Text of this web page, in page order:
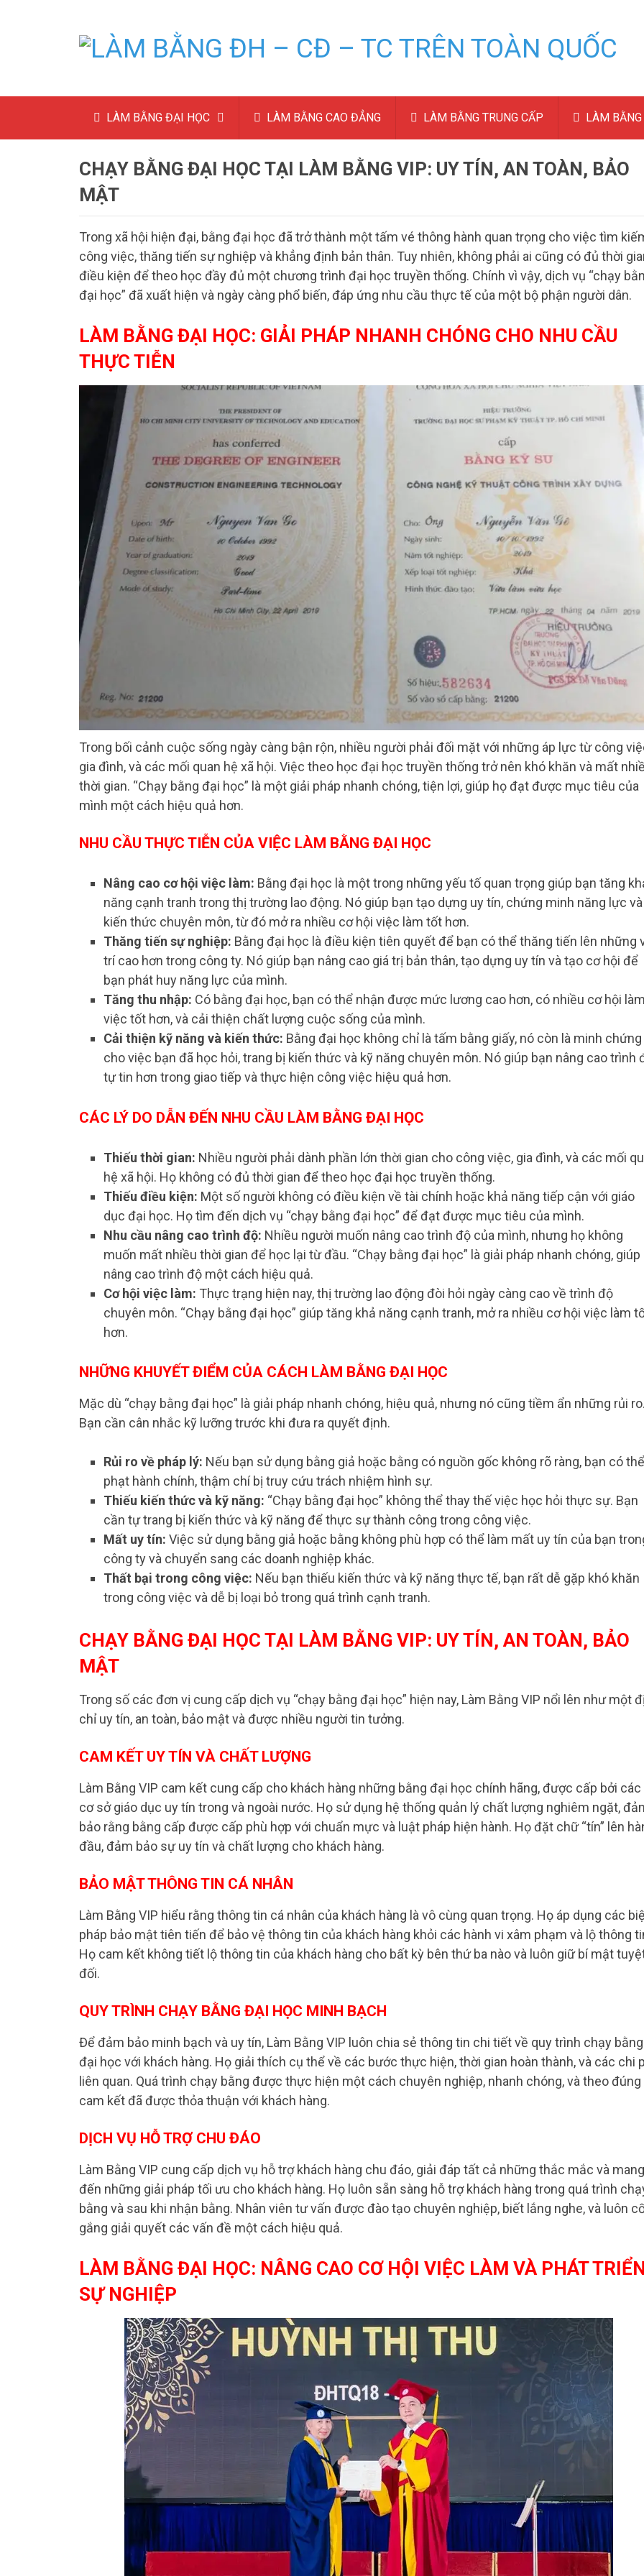
LÀM BẰNG ĐẠI HỌC LÀM BẰNG CAO ĐẲNG LÀM BẰNG TRUNG CẤP LÀM
CHẠY BẰNG ĐẠI HỌC TẠI LÀM BẰNG VIP: UY TÍN, AN TOÀN, BẢO
MẬT
Trong xã hội hiện đại, bằng đại học đã trở thành một tấm vé thông hành quan trọng cho việc tìm
công việc, thăng tiến sự nghiệp và khẳng định bản thân. Tuy nhiên, không phải ai cũng có đủ thời
điều kiện để theo học đầy đủ một chương trình đại học truyền thống. Chính vì vậy, dịch vụ “chạy
đại học” đã xuất hiện và ngày càng phổ biến, đáp ứng nhu cầu thực tế của một bộ phận người dân.
LÀM BẰNG ĐẠI HỌC: GIẢI PHÁP NHANH CHÓNG CHO NHU CẦU
THỰC TIỄN
Trong bối cảnh cuộc sống ngày càng bận rộn, nhiều người phải đối mặt với những áp lực từ công
gia đình, và các mối quan hệ xã hội. Việc theo học đại học truyền thống trở nên khó khăn và mất
thời gian. “Chạy bằng đại học” là một giải pháp nhanh chóng, tiện lợi, giúp họ đạt được mục tiêu của
mình một cách hiệu quả hơn.
NHU CẦU THỰC TIỄN CỦA VIỆC LÀM BẰNG ĐẠI HỌC
Nâng cao cơ hội việc làm: Bằng đại học là một trong những yếu tố quan trọng giúp bạn tăng
năng cạnh tranh trong thị trường lao động. Nó giúp bạn tạo dựng uy tín, chứng minh năng lực và
kiến thức chuyên môn, từ đó mở ra nhiều cơ hội việc làm tốt hơn.
Thăng tiến sự nghiệp: Bằng đại học là điều kiện tiên quyết để bạn có thể thăng tiến lên những
trí cao hơn trong công ty. Nó giúp bạn nâng cao giá trị bản thân, tạo dựng uy tín và tạo cơ hội để
bạn phát huy năng lực của mình.
Tăng thu nhập: Có bằng đại học, bạn có thể nhận được mức lương cao hơn, có nhiều cơ hội làm
việc tốt hơn, và cải thiện chất lượng cuộc sống của mình.
Cải thiện kỹ năng và kiến thức: Bằng đại học không chỉ là tấm bằng giấy, nó còn là minh chứng
cho việc bạn đã học hỏi, trang bị kiến thức và kỹ năng chuyên môn. Nó giúp bạn nâng cao trình
tự tin hơn trong giao tiếp và thực hiện công việc hiệu quả hơn.
CÁC LÝ DO DẪN ĐẾN NHU CẦU LÀM BẰNG ĐẠI HỌC
Thiếu thời gian: Nhiều người phải dành phần lớn thời gian cho công việc, gia đình, và các mối
hệ xã hội. Họ không có đủ thời gian để theo học đại học truyền thống.
Thiếu điều kiện: Một số người không có điều kiện về tài chính hoặc khả năng tiếp cận với giáo
dục đại học. Họ tìm đến dịch vụ “chạy bằng đại học” để đạt được mục tiêu của mình.
Nhu cầu nâng cao trình độ: Nhiều người muốn nâng cao trình độ của mình, nhưng họ không
muốn mất nhiều thời gian để học lại từ đầu. “Chạy bằng đại học” là giải pháp nhanh chóng, giúp
nâng cao trình độ một cách hiệu quả.
Cơ hội việc làm: Thực trạng hiện nay, thị trường lao động đòi hỏi ngày càng cao về trình độ
chuyên môn. “Chạy bằng đại học” giúp tăng khả năng cạnh tranh, mở ra nhiều cơ hội việc làm
hơn.
NHỮNG KHUYẾT ĐIỂM CỦA CÁCH LÀM BẰNG ĐẠI HỌC
Mặc dù “chạy bằng đại học” là giải pháp nhanh chóng, hiệu quả, nhưng nó cũng tiềm ẩn những rủi ro.
Bạn cần cân nhắc kỹ lưỡng trước khi đưa ra quyết định.
Rủi ro về pháp lý: Nếu bạn sử dụng bằng giả hoặc bằng có nguồn gốc không rõ ràng, bạn có
phạt hành chính, thậm chí bị truy cứu trách nhiệm hình sự.
Thiếu kiến thức và kỹ năng: “Chạy bằng đại học” không thể thay thế việc học hỏi thực sự. Bạn
cần tự trang bị kiến thức và kỹ năng để thực sự thành công trong công việc.
Mất uy tín: Việc sử dụng bằng giả hoặc bằng không phù hợp có thể làm mất uy tín của bạn
công ty và chuyển sang các doanh nghiệp khác.
Thất bại trong công việc: Nếu bạn thiếu kiến thức và kỹ năng thực tế, bạn rất dễ gặp khó khăn
trong công việc và dễ bị loại bỏ trong quá trình cạnh tranh.
CHẠY BẰNG ĐẠI HỌC TẠI LÀM BẰNG VIP: UY TÍN, AN TOÀN, BẢO
MẬT
Trong số các đơn vị cung cấp dịch vụ “chạy bằng đại học” hiện nay, Làm Bằng VIP nổi lên như một
chỉ uy tín, an toàn, bảo mật và được nhiều người tin tưởng.
CAM KẾT UY TÍN VÀ CHẤT LƯỢNG
Làm Bằng VIP cam kết cung cấp cho khách hàng những bằng đại học chính hãng, được cấp bởi các
cơ sở giáo dục uy tín trong và ngoài nước. Họ sử dụng hệ thống quản lý chất lượng nghiêm ngặt,
bảo rằng bằng cấp được cấp phù hợp với chuẩn mực và luật pháp hiện hành. Họ đặt chữ “tín” lên
đầu, đảm bảo sự uy tín và chất lượng cho khách hàng.
BẢO MẬT THÔNG TIN CÁ NHÂN
Làm Bằng VIP hiểu rằng thông tin cá nhân của khách hàng là vô cùng quan trọng. Họ áp dụng các
pháp bảo mật tiên tiến để bảo vệ thông tin của khách hàng khỏi các hành vi xâm phạm và lộ thông
Họ cam kết không tiết lộ thông tin của khách hàng cho bất kỳ bên thứ ba nào và luôn giữ bí mật
đối.
QUY TRÌNH CHẠY BẰNG ĐẠI HỌC MINH BẠCH
Để đảm bảo minh bạch và uy tín, Làm Bằng VIP luôn chia sẻ thông tin chi tiết về quy trình chạy bằng
đại học với khách hàng. Họ giải thích cụ thể về các bước thực hiện, thời gian hoàn thành, và các chi
liên quan. Quá trình chạy bằng được thực hiện một cách chuyên nghiệp, nhanh chóng, và theo đúng
cam kết đã được thỏa thuận với khách hàng.
DỊCH VỤ HỖ TRỢ CHU ĐÁO
Làm Bằng VIP cung cấp dịch vụ hỗ trợ khách hàng chu đáo, giải đáp tất cả những thắc mắc và mang
đến những giải pháp tối ưu cho khách hàng. Họ luôn sẵn sàng hỗ trợ khách hàng trong quá trình
bằng và sau khi nhận bằng. Nhân viên tư vấn được đào tạo chuyên nghiệp, biết lắng nghe, và luôn
gắng giải quyết các vấn đề một cách hiệu quả.
LÀM BẰNG ĐẠI HỌC: NÂNG CAO CƠ HỘI VIỆC LÀM VÀ PHÁT TRIỂN
SỰ NGHIỆP